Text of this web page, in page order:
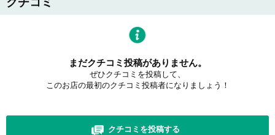
まだクチコミ投稿がありません。
ぜひクチコミを投稿して、
このお店の最初のクチコミ投稿者になりましょう！
クチコミを投稿する